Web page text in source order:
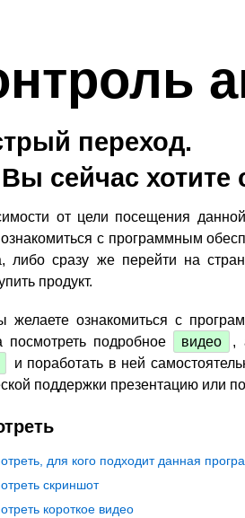
переход.
сейчас хотите
от цели посещения
с программным
либо сразу же перейти на
продукт.
желаете ознакомиться с
посмотреть подробное
видео ,
и поработать в ней
поддержки презентацию или
для кого подходит данная
скриншот
короткое видео